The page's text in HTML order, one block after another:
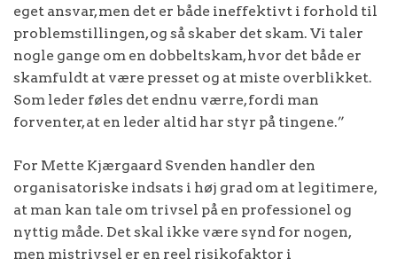
eget ansvar, men det er både ineffektivt i forhold til
problemstillingen, og så skaber det skam. Vi taler
nogle gange om en dobbeltskam, hvor det både er
skamfuldt at være presset og at miste overblikket.
Som leder føles det endnu værre, fordi man
forventer, at en leder altid har styr på tingene.”
For Mette Kjærgaard Svenden handler den
organisatoriske indsats i høj grad om at legitimere,
at man kan tale om trivsel på en professionel og
nyttig måde. Det skal ikke være synd for nogen,
men mistrivsel er en reel risikofaktor i